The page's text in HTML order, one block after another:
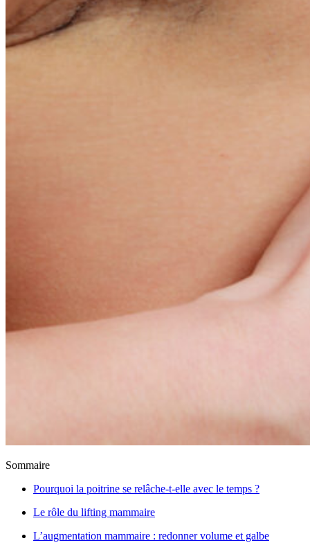
Sommaire
Pourquoi la poitrine se relâche-t-elle avec le temps ?
Le rôle du lifting mammaire
L’augmentation mammaire : redonner volume et galbe